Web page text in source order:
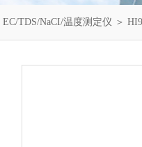
EC/TDS/NaCI/温度测定仪 ＞